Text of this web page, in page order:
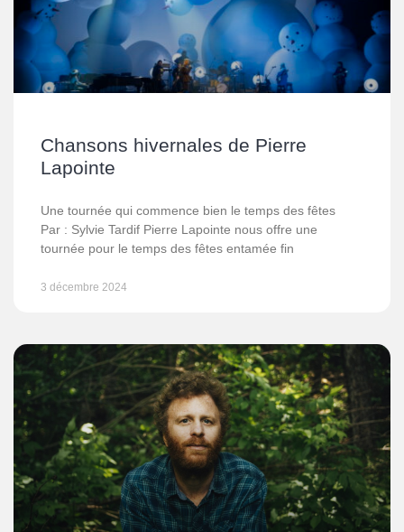
Chansons hivernales de Pierre
Lapointe
Une tournée qui commence bien le temps des fêtes
Par : Sylvie Tardif Pierre Lapointe nous offre une
tournée pour le temps des fêtes entamée fin
3 décembre 2024